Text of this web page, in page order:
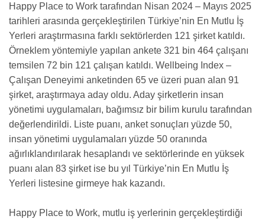
Happy Place to Work tarafından Nisan 2024 – Mayıs 2025
tarihleri arasında gerçekleştirilen Türkiye’nin En Mutlu İş
Yerleri araştırmasına farklı sektörlerden 121 şirket katıldı.
Örneklem yöntemiyle yapılan ankete 321 bin 464 çalışanı
temsilen 72 bin 121 çalışan katıldı. Wellbeing Index –
Çalışan Deneyimi anketinden 65 ve üzeri puan alan 91
şirket, araştırmaya aday oldu. Aday şirketlerin insan
yönetimi uygulamaları, bağımsız bir bilim kurulu tarafından
değerlendirildi. Liste puanı, anket sonuçları yüzde 50,
insan yönetimi uygulamaları yüzde 50 oranında
ağırlıklandırılarak hesaplandı ve sektörlerinde en yüksek
puanı alan 83 şirket ise bu yıl Türkiye’nin En Mutlu İş
Yerleri listesine girmeye hak kazandı.
Happy Place to Work, mutlu iş yerlerinin gerçekleştirdiği